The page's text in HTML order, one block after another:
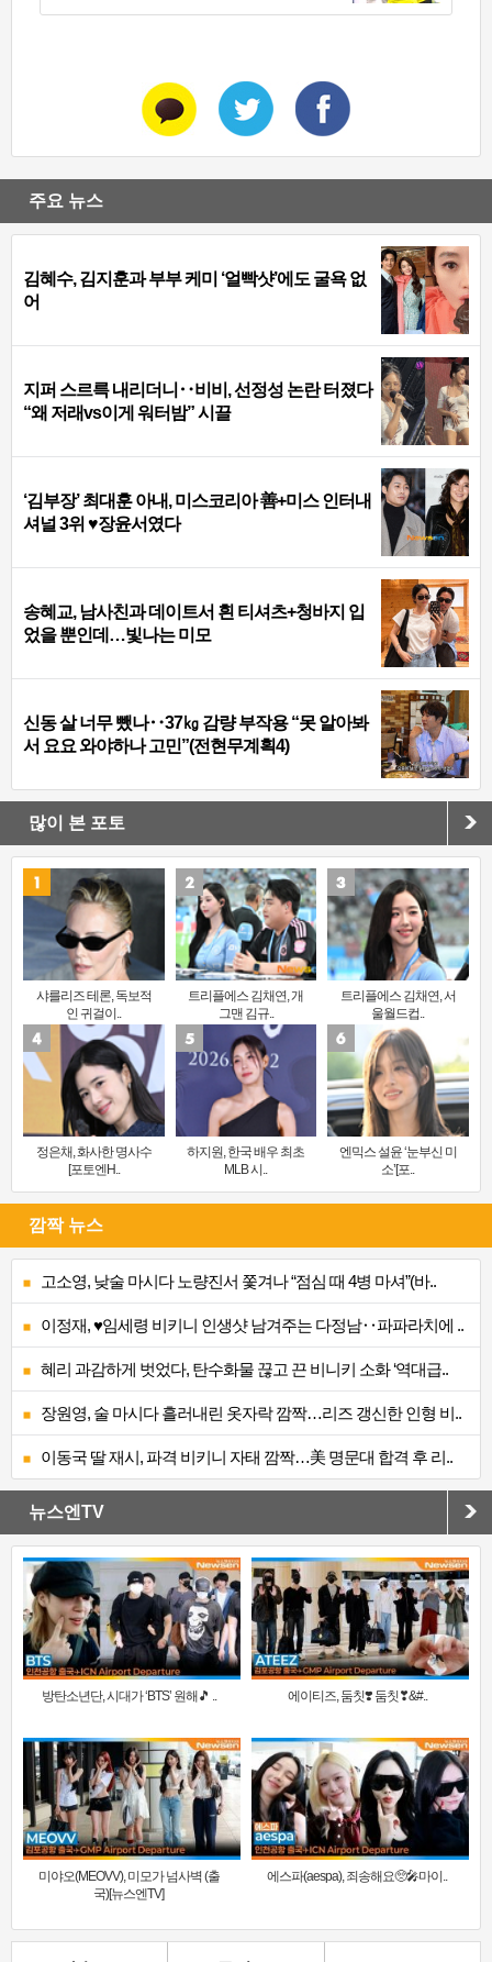
주요 뉴스
김혜수, 김지훈과 부부 케미 ‘얼빡샷’에도 굴욕 없
어
지퍼 스르륵 내리더니‥비비, 선정성 논란 터졌다
“왜 저래vs이게 워터밤” 시끌
‘김부장’ 최대훈 아내, 미스코리아 善+미스 인터내
셔널 3위 ♥장윤서였다
송혜교, 남사친과 데이트서 흰 티셔츠+청바지 입
었을 뿐인데…빛나는 미모
신동 살 너무 뺐나‥37㎏ 감량 부작용 “못 알아봐
서 요요 와야하나 고민”(전현무계획4)
많이 본 포토
샤를리즈 테론, 독보적
인 귀걸이..
트리플에스 김채연, 개
그맨 김규..
트리플에스 김채연, 서
울월드컵..
정은채, 화사한 명사수
[포토엔H..
하지원, 한국 배우 최초
MLB 시..
엔믹스 설윤 ‘눈부신 미
소’[포..
깜짝 뉴스
고소영, 낮술 마시다 노량진서 쫓겨나 “점심 때 4병 마셔”(바..
이정재, ♥임세령 비키니 인생샷 남겨주는 다정남‥파파라치에 ..
혜리 과감하게 벗었다, 탄수화물 끊고 끈 비니키 소화 ‘역대급..
장원영, 술 마시다 흘러내린 옷자락 깜짝…리즈 갱신한 인형 비..
이동국 딸 재시, 파격 비키니 자태 깜짝…美 명문대 합격 후 리..
뉴스엔TV
방탄소년단, 시대가 ‘BTS’ 원해🎵 .. 에이티즈, 둠칫❣️ 둠칫❣&#..
미야오(MEOVV), 미모가 넘사벽 (출
국)[뉴스엔TV]
에스파(aespa), 죄송해요🥺🎤마이..